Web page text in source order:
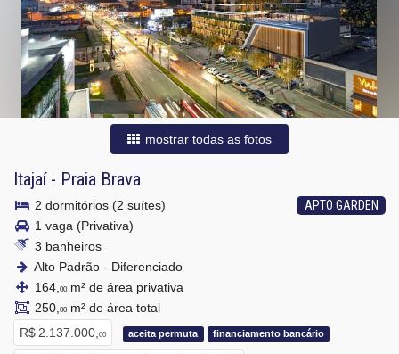
mostrar todas as fotos
Itajaí- Praia Brava
APTO GARDEN
2 dormitórios (2 suítes)
1 vaga (Privativa)
3 banheiros
Alto Padrão - Diferenciado
164, 00m² de área privativa
250, 00m² de área total
R$ 2.137.000, 00 aceita permuta financiamento bancário